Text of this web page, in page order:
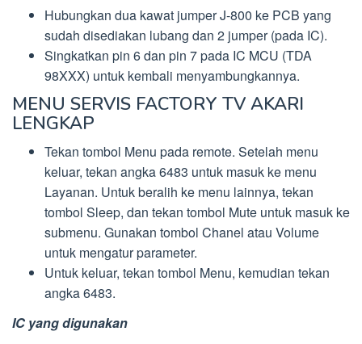
Hubungkan dua kawat jumper J-800 ke PCB yang
sudah disediakan lubang dan 2 jumper (pada IC).
Singkatkan pin 6 dan pin 7 pada IC MCU (TDA
98XXX) untuk kembali menyambungkannya.
MENU SERVIS FACTORY TV AKARI
LENGKAP
Tekan tombol Menu pada remote. Setelah menu
keluar, tekan angka 6483 untuk masuk ke menu
Layanan. Untuk beralih ke menu lainnya, tekan
tombol Sleep, dan tekan tombol Mute untuk masuk ke
submenu. Gunakan tombol Chanel atau Volume
untuk mengatur parameter.
Untuk keluar, tekan tombol Menu, kemudian tekan
angka 6483.
IC yang digunakan